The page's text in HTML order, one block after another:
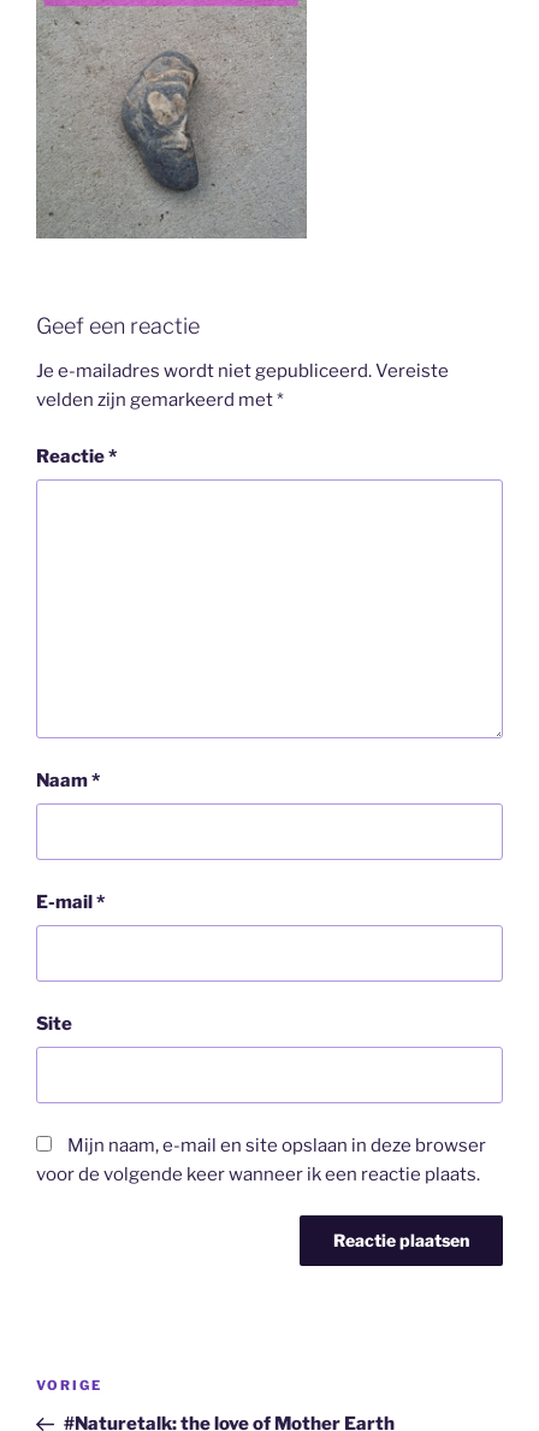
Geef een reactie
Je e-mailadres wordt niet gepubliceerd.Vereiste
velden zijn gemarkeerd met*
Reactie*
Naam*
E-mail*
Site
Mijn naam, e-mail en site opslaan in deze browser
voor de volgende keer wanneer ik een reactie plaats.
Bericht
Vorig
bericht
VORIGE
#Naturetalk: the love of Mother Earth